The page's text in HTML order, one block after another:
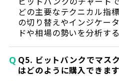
どの主要なテクニカル指
の切り替えやインジケー
ドや相場の勢いを分析す
Q Q5. ビットバンクでマス
はどのように購入できま